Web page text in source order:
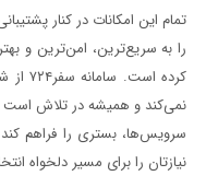
را به سریع‌ترین، امن‌ترین و
کرده
نمی‌کند و همیشه در تلاش است
سرویس‌ها، بستری را فراهم
نیازتان را برای مسیر دلخواه